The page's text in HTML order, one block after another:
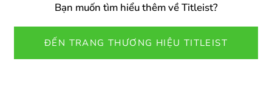
Bạn muốn tìm hiểu thêm về Titleist?
ĐẾN TRANG THƯƠNG HIỆU TITLEIST